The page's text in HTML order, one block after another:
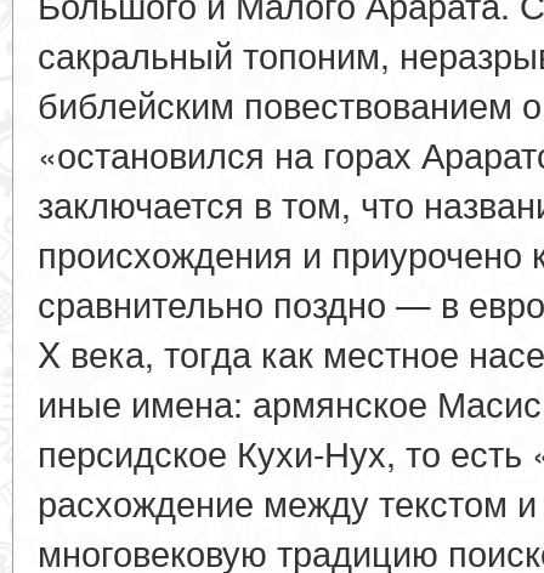
сакральный топоним,
библейским повествованием
«остановился на горах
заключается в том, что
происхождения и приурочено
сравнительно поздно — в
X века, тогда как местное
иные имена: армянское
персидское Кухи-Нух, то есть
расхождение между текстом
многовековую традицию